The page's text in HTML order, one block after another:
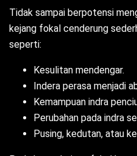
Tidak sampai berpotensi
kejang fokal cenderung
seperti:
Kesulitan mendengar.
Indera perasa menjadi
Kemampuan indra
Perubahan pada indra
Pusing, kedutan, atau